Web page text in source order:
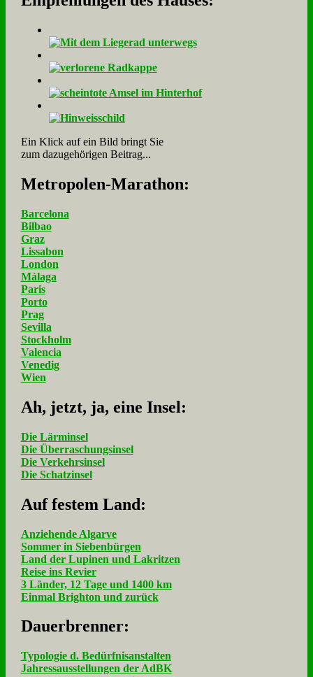
Ein Klick auf ein Bild bringt Sie
zum dazugehörigen Beitrag...
Me­tro­po­len-Ma­ra­thon:
Barcelona
Bilbao
Graz
Lissabon
London
Málaga
Paris
Porto
Prag
Sevilla
Stockholm
Valencia
Venedig
Wien
Ah, jetzt, ja, ei­ne In­sel:
Die Lärminsel
Die Überraschungsinsel
Die Verkehrsinsel
Die Schatzinsel
Auf fe­stem Land:
Anziehende Algarve
Sommer in Siebenbürgen
Land der Lupinen und Lakritzen
Reise ins Revier
3 Länder, 12 Tage und 1400 km
Einmal Brighton und zurück
Dau­er­bren­ner:
Typologie d. Bedürfnisanstalten
Jahressausstellungen der AdBK